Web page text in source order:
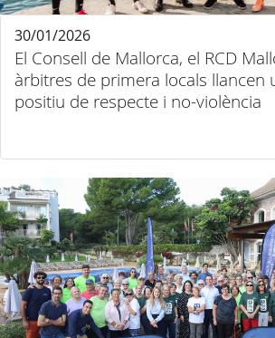
El Consell de Mallorca, el RCD
àrbitres de primera locals llancen
positiu de respecte i no-violència
30/01/2026